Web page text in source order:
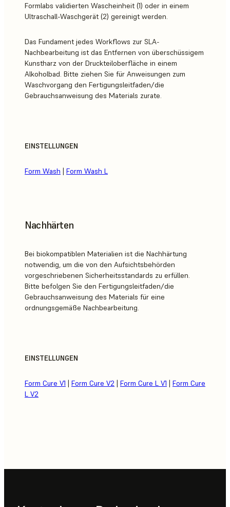
Formlabs validierten Wascheinheit (1) oder in einem
Ultraschall-Waschgerät (2) gereinigt werden.
Das Fundament jedes Workflows zur SLA-
Nachbearbeitung ist das Entfernen von überschüssigem
Kunstharz von der Druckteiloberfläche in einem
Alkoholbad. Bitte ziehen Sie für Anweisungen zum
Waschvorgang den Fertigungsleitfaden/die
Gebrauchsanweisung des Materials zurate.
EINSTELLUNGEN
Form Wash | Form Wash L
Nachhärten
Bei biokompatiblen Materialien ist die Nachhärtung
notwendig, um die von den Aufsichtsbehörden
vorgeschriebenen Sicherheitsstandards zu erfüllen.
Bitte befolgen Sie den Fertigungsleitfaden/die
Gebrauchsanweisung des Materials für eine
ordnungsgemäße Nachbearbeitung.
EINSTELLUNGEN
Form Cure V1 | Form Cure V2 | Form Cure L V1 | Form Cure
L V2